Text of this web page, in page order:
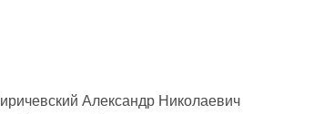
Александр Николаевич